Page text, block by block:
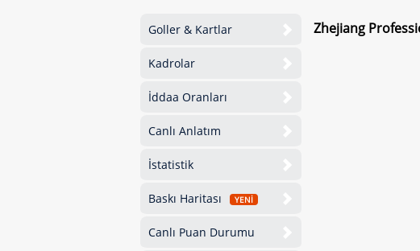
Goller & Kartlar
Kadrolar
İddaa Oranları
Canlı Anlatım
İstatistik
Baskı Haritası YENİ
Canlı Puan Durumu
Zhejiang